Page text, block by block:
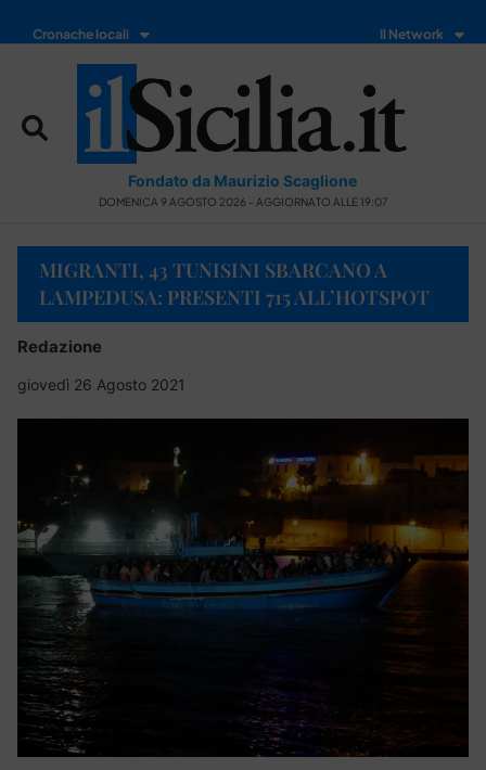
Cronache locali Il Network
Fondato da Maurizio Scaglione
DOMENICA 9 AGOSTO 2026 - AGGIORNATO ALLE 19:07
MIGRANTI, 43 TUNISINI SBARCANO A
LAMPEDUSA: PRESENTI 715 ALL’HOTSPOT
Redazione
giovedì 26 Agosto 2021